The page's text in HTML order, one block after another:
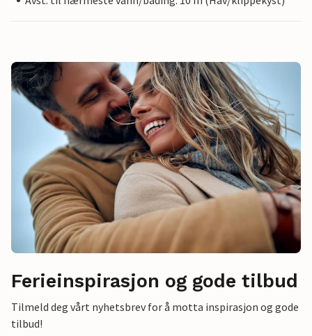
Ferieinspirasjon og gode tilbud
Tilmeld deg vårt nyhetsbrev for å motta inspirasjon og gode
tilbud!